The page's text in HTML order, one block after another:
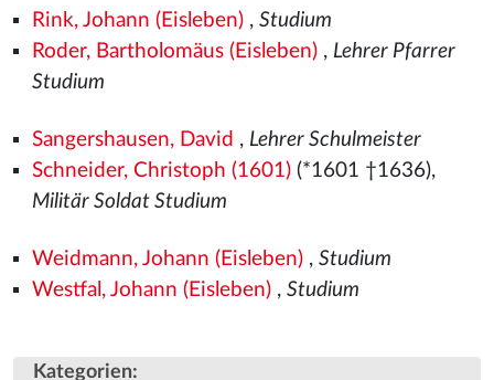
Rink, Johann (Eisleben), Studium
Roder, Bartholomäus (Eisleben), Lehrer Pfarrer
Studium
Sangershausen, David , Lehrer Schulmeister
Schneider, Christoph (1601)(*1601 †1636),
Militär Soldat Studium
Weidmann, Johann (Eisleben), Studium
Westfal, Johann (Eisleben), Studium
Kategorien: